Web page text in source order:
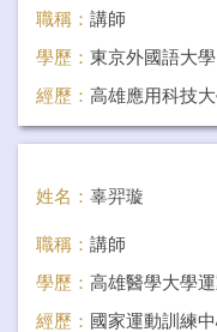
職稱： 講師
學歷： 東京外國語大
經歷： 高雄應用科技
師
姓名： 辜羿璇
職稱： 講師
學歷： 高雄醫學大學
經歷： 國家運動訓練